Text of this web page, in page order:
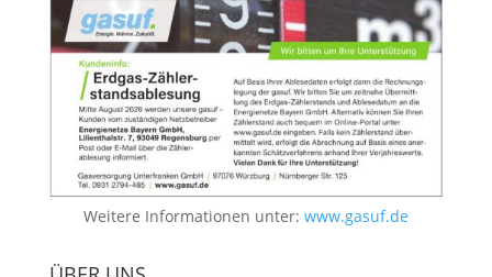
Weitere Informationen unter: www.gasuf.de